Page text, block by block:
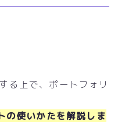
る上で、ポートフォリ
の使いかたを解説しま